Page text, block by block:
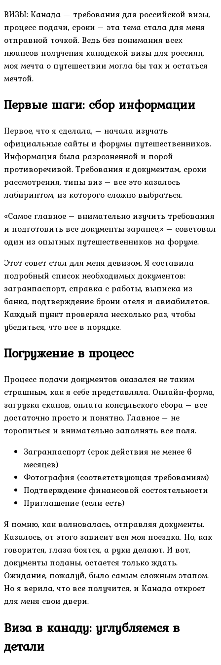
ВИЗЫ: Канада — требования для российской визы,
процесс подачи, сроки – эта тема стала для меня
отправной точкой. Ведь без понимания всех
нюансов получения канадской визы для россиян,
моя мечта о путешествии могла бы так и остаться
мечтой.
Первые шаги: сбор информации
Первое, что я сделала, – начала изучать
официальные сайты и форумы путешественников.
Информация была разрозненной и порой
противоречивой. Требования к документам, сроки
рассмотрения, типы виз – все это казалось
лабиринтом, из которого сложно выбраться.
«Самое главное – внимательно изучить требования
и подготовить все документы заранее,» – советовал
один из опытных путешественников на форуме.
Этот совет стал для меня девизом. Я составила
подробный список необходимых документов:
загранпаспорт, справка с работы, выписка из
банка, подтверждение брони отеля и авиабилетов.
Каждый пункт проверяла несколько раз, чтобы
убедиться, что все в порядке.
Погружение в процесс
Процесс подачи документов оказался не таким
страшным, как я себе представляла. Онлайн-форма,
загрузка сканов, оплата консульского сбора – все
достаточно просто и понятно. Главное – не
торопиться и внимательно заполнять все поля.
Загранпаспорт (срок действия не менее 6
месяцев)
Фотография (соответствующая требованиям)
Подтверждение финансовой состоятельности
Приглашение (если есть)
Я помню, как волновалась, отправляя документы.
Казалось, от этого зависит вся моя поездка. Но, как
говорится, глаза боятся, а руки делают. И вот,
документы поданы, остается только ждать.
Ожидание, пожалуй, было самым сложным этапом.
Но я верила, что все получится, и Канада откроет
для меня свои двери.
Виза в канаду: углубляемся в
детали